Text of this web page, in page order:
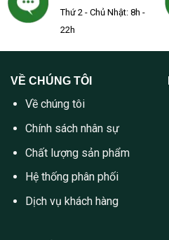
Thứ 2 - Chủ Nhật: 8h -
22h
VỀ CHÚNG TÔI
Về chúng tôi
Chính sách nhân sự
Chất lượng sản phẩm
Hệ thống phân phối
Dịch vụ khách hàng